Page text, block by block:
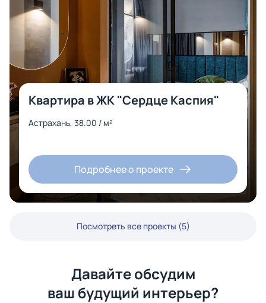
Квартира в ЖК "Сердце Каспия"
Астрахань, 38.00 / м²
Подробнее о проекте
Посмотреть все проекты (5)
Давайте обсудим
ваш будущий интерьер?